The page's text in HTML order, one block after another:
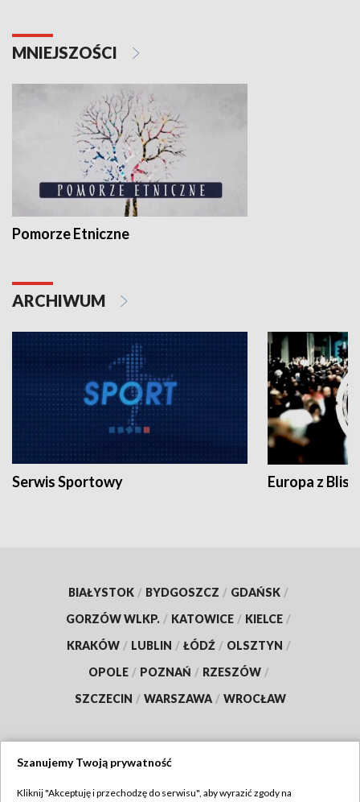
MNIEJSZOŚCI
Pomorze Etniczne
ARCHIWUM
Serwis Sportowy Europa z
BIAŁYSTOK / BYDGOSZCZ / GDAŃSK /
GORZÓW WLKP. / KATOWICE / KIELCE /
KRAKÓW / LUBLIN / ŁÓDŹ / OLSZTYN /
OPOLE / POZNAŃ / RZESZÓW /
SZCZECIN / WARSZAWA / WROCŁAW
Szanujemy Twoją prywatność
Kliknij "Akceptuję i przechodzę do serwisu", aby wyrazić zgody na